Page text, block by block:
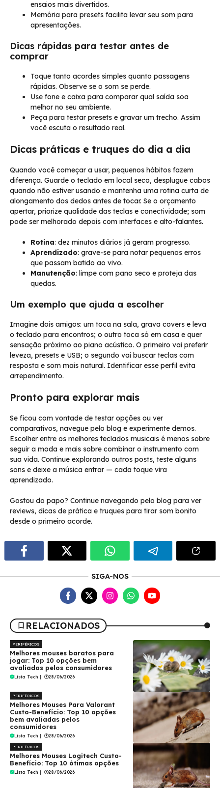
ensaios mais divertidos.
Memória para presets facilita levar seu som para
apresentações.
Dicas rápidas para testar antes de
comprar
Toque tanto acordes simples quanto passagens
rápidas. Observe se o som se perde.
Use fone e caixa para comparar qual saída soa
melhor no seu ambiente.
Peça para testar presets e gravar um trecho. Assim
você escuta o resultado real.
Dicas práticas e truques do dia a dia
Quando você começar a usar, pequenos hábitos fazem
diferença. Guarde o teclado em local seco, desplugue cabos
quando não estiver usando e mantenha uma rotina curta de
alongamento dos dedos antes de tocar. Se o orçamento
apertar, priorize qualidade das teclas e conectividade; som
pode ser melhorado depois com interfaces e alto-falantes.
Rotina: dez minutos diários já geram progresso.
Aprendizado: grave-se para notar pequenos erros
que passam batido ao vivo.
Manutenção: limpe com pano seco e proteja das
quedas.
Um exemplo que ajuda a escolher
Imagine dois amigos: um toca na sala, grava covers e leva
o teclado para encontros; o outro toca só em casa e quer
sensação próximo ao piano acústico. O primeiro vai preferir
leveza, presets e USB; o segundo vai buscar teclas com
resposta e som mais natural. Identificar esse perfil evita
arrependimento.
Pronto para explorar mais
Se ficou com vontade de testar opções ou ver
comparativos, navegue pelo blog e experimente demos.
Escolher entre os melhores teclados musicais é menos sobre
seguir a moda e mais sobre combinar o instrumento com
sua vida. Continue explorando outros posts, teste alguns
sons e deixe a música entrar — cada toque vira
aprendizado.
Gostou do papo? Continue navegando pelo blog para ver
reviews, dicas de prática e truques para tirar som bonito
desde o primeiro acorde.
SIGA-NOS
RELACIONADOS
PERIFÉRICOS
Melhores mouses baratos para
jogar: Top 10 opções bem
avaliadas pelos consumidores
Lista Tech | 28/06/2026
PERIFÉRICOS
Melhores Mouses Para Valorant
Custo-Benefício: Top 10 opções
bem avaliadas pelos
consumidores
Lista Tech | 28/06/2026
PERIFÉRICOS
Melhores Mouses Logitech Custo-
Benefício: Top 10 ótimas opções
Lista Tech | 28/06/2026